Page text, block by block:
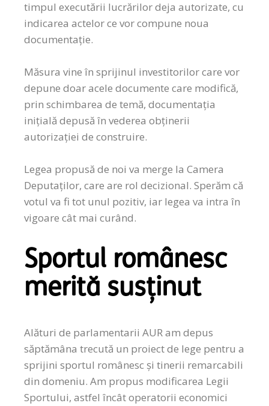
timpul executării lucrărilor deja autorizate, cu
indicarea actelor ce vor compune noua
documentaţie.
Măsura vine în sprijinul investitorilor care vor
depune doar acele documente care modifică,
prin schimbarea de temă, documentaţia
iniţială depusă în vederea obţinerii
autorizaţiei de construire.
Legea propusă de noi va merge la Camera
Deputaților, care are rol decizional. Sperăm că
votul va fi tot unul pozitiv, iar legea va intra în
vigoare cât mai curând.
Sportul românesc
merită susținut
Alături de parlamentarii AUR am depus
săptămâna trecută un proiect de lege pentru a
sprijini sportul românesc și tinerii remarcabili
din domeniu. Am propus modificarea Legii
Sportului, astfel încât operatorii economici